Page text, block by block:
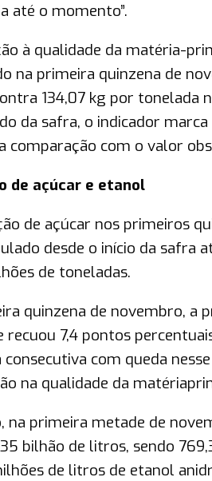
até o momento”.
à qualidade da matéria-
na primeira quinzena de
134,07 kg por tonelada
da safra, o indicador
comparação com o valor
de açúcar e etanol
de açúcar nos primeiros
desde o início da safra
de toneladas.
quinzena de novembro, a
recuou 7,4 pontos
consecutiva com queda
na qualidade da
na primeira metade de
bilhão de litros, sendo
de litros de etanol